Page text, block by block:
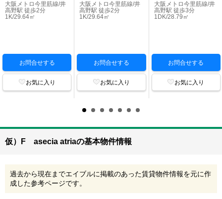
大阪メトロ今里筋線/井
高野駅 徒歩2分
1K/29.64㎡
お問合せする
お気に入り
大阪メトロ今里筋線/井
高野駅 徒歩2分
1K/29.64㎡
お問合せする
お気に入り
大阪メトロ今里筋線/井
高野駅 徒歩3分
1DK/28.79㎡
お問合せする
お気に入り
仮）F asecia atriaの基本物件情報
過去から現在までエイブルに掲載のあった賃貸物件情報を元に作
成した参考ページです。